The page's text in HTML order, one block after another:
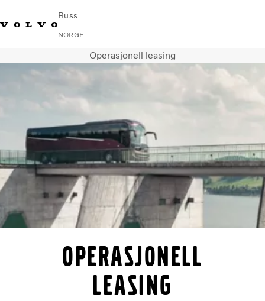
Buss
NORGE
Finn en forhandlerVolvo Connect
I byer og mellom byer
Tjenester
Hvorfor Volvo?
Nyheter
Kontakt
Operasjonell leasing
Operasjonell
leasing